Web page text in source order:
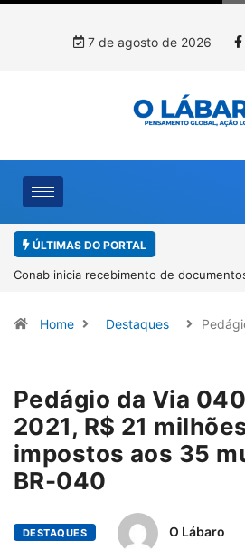
7 de agosto de 2026
ÚLTIMAS DO PORTAL
do
Workshop
Home Destaques
Pedágio da Via
2021, R$ 21
impostos aos 35
BR-040
DESTAQUES O Lábaro